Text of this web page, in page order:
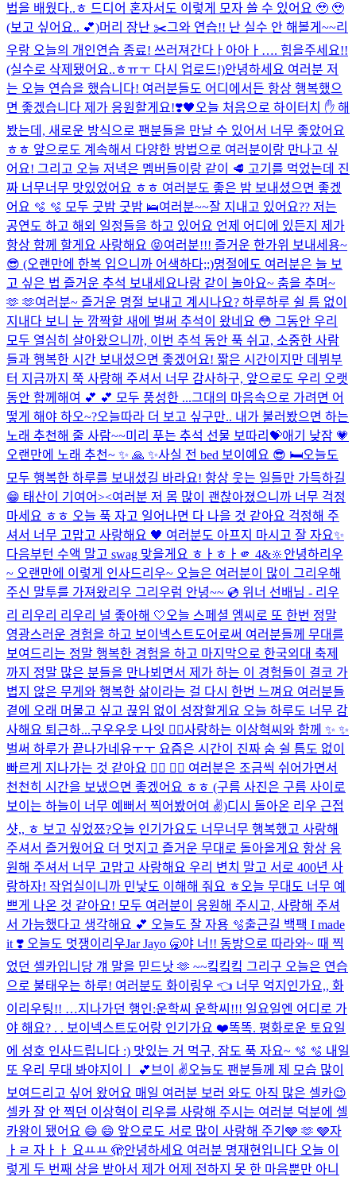
법을 배웠다..ㅎ 드디어 혼자서도 이렇게 모자 쓸 수 있어요 🥹 🥹
(보고 싶어요.. 💕)머리 장난 ✂️그와 연습!! 난 실수 안 해볼게~~리
우랑 오늘의 개인연습 종료! 쓰러져간다ㅏ아아ㅏ…. 힘을주세요!!
(실수로 삭제됐어요..ㅎㅠㅜ 다시 업로드!)안녕하세요 여러분 저
는 오늘 연습을 했습니다! 여러분들도 어디에서든 항상 행복했으
면 좋겠습니다 제가 응원할게요!❣️🖤 오늘 처음으로 하이터치 ✋ 해
봤는데, 새로운 방식으로 팬분들을 만날 수 있어서 너무 좋았어요
ㅎㅎ 앞으로도 계속해서 다양한 방법으로 여러분이랑 만나고 싶
어요! 그리고 오늘 저녁은 멤버들이랑 같이 🥩 고기를 먹었는데 진
짜 너무너무 맛있었어요 ㅎㅎ 여러분도 좋은 밤 보내셨으면 좋겠
어요 🫧 🫧 모두 굿밤 굿밤 🛌여러분~~잘 지내고 있어요?? 저는
공연도 하고 해외 일정들을 하고 있어요 언제 어디에 있든지 제가
항상 함께 할게요 사랑해요 😝여러분!!! 즐거운 한가위 보내세용~
😎 (오랜만에 한복 입으니까 어색하다;;)명절에도 여러분은 늘 보
고 싶은 법 즐거운 추석 보내세요나랑 같이 놀아요~ 춤을 추며~
🫶 🫶여러분~ 즐거운 명절 보내고 계시나요? 하루하루 쉴 틈 없이
지내다 보니 눈 깜짝할 새에 벌써 추석이 왔네요 😳 그동안 우리
모두 열심히 살아왔으니까, 이번 추석 동안 푹 쉬고, 소중한 사람
들과 행복한 시간 보내셨으면 좋겠어요! 짧은 시간이지만 데뷔부
터 지금까지 쭉 사랑해 주셔서 너무 감사하구, 앞으로도 우리 오랫
동안 함께해여 💕 💕 모두 풍성한 ...그대의 마음속으로 가려면 어
떻게 해야 하오~?오늘따라 더 보고 싶구만.. 내가 불러봤으면 하는
노래 추천해 줄 사람~~미리 푸는 추석 선물 보따리💝애기 낮잠 💗
오랜만에 노래 추천~ ✨ 🙏 ✨사실 전 bed 보이예요 😎 🛏️오늘도
모두 행복한 하루를 보내셨길 바라요! 항상 웃는 일들만 가득하길
😁 태산이 기여어><여러분 저 몸 많이 괜찮아졌으니까 너무 걱정
마세요 ㅎㅎ 오늘 푹 자고 일어나면 다 나을 것 같아요 걱정해 주
셔서 너무 고맙고 사랑해요 🖤 여러분도 아프지 마시고 잘 자요✨
다음부턴 수액 말고 swag 맞을게요 ㅎㅏㅎㅏ 🫵 4&🔆 안녕하리우
~ 오랜만에 이렇게 인사드리우~ 오늘은 여러분이 많이 그리우해
주신 말투를 가져왔리우 그리우럼 안녕~~ 💿 위너 선배님 - 리우
리 리우리 리우리 널 좋아해 🤍 오늘 스페셜 엠씨로 또 한번 정말
영광스러운 경험을 하고 보이넥스트도어로써 여러분들께 무대를
보여드리는 정말 행복한 경험을 하고 마지막으로 한국외대 축제
까지 정말 많은 분들을 만나뵈면서 제가 하는 이 경험들이 결코 가
볍지 않은 무게와 행복한 삶이라는 걸 다시 한번 느껴요 여러분들
곁에 오래 머물고 싶고 끊임 없이 성장할게요 오늘 하루도 너무 감
사해요 퇴근하...구우우웃 나잇 😵‍💫사랑하는 이상혁씨와 함께 ✨ ✨
벌써 하루가 끝나가네유ㅜㅜ 요즘은 시간이 진짜 숨 쉴 틈도 없이
빠르게 지나가는 것 같아요 😶‍🌫️ 😶‍🌫️ 여러분은 조금씩 쉬어가면서
천천히 시간을 보냈으면 좋겠어요 ㅎㅎ (구름 사진은 구름 사이로
보이는 하늘이 너무 예뻐서 찍어봤어여 ✌️)디시 돌아온 리우 근접
샷,, ㅎ 보고 싶었쬬?오늘 인기가요도 너무너무 행복했고 사랑해
주셔서 즐거웠어요 더 멋지고 즐거운 무대로 돌아올게요 항상 응
원해 주셔서 너무 고맙고 사랑해요 우리 변치 말고 서로 400년 사
랑하자! 작업실이니까 민낯도 이해해 줘요 ㅎ 오늘 무대도 너무 예
쁘게 나온 것 같아요! 모두 여러분이 응원해 주시고, 사랑해 주셔
서 가능했다고 생각해요 💕​ 오늘도 잘 자용 🫧​출근길 백팩 I made
it ❣️ 오늘도 멋쟁이리우Jar Jayo 🥱야 너!! 동방으로 따라와~ 때 찍
었던 셀카입니당 걔 말을 믿드낫 🫶 ~~킼킼킼 그리구 오늘은 연습
으로 불태우는 하루! 여러분도 화이링우 👈 너무 억지인가요,, 화
이리우팅!! …지나가던 행인:운학씨 운학씨!!! 일요일엔 어디로 가
야 해요? . . 보이넥스트도어랑 인기가요 ❤️똑똑. 평화로운 토요일
에 성호 인사드립니다 :) 맛있는 거 먹구, 잠도 푹 자요~ 🫧 🫧 내일
또 우리 무대 봐야지이ㅣ 💕 브이 ✌️오늘도 팬분들께 제 모습 많이
보여드리고 싶어 왔어요 매일 여러분 보러 와도 아직 많은 셀카😉
셀카 잘 안 찍던 이상혁이 리우를 사랑해 주시는 여러분 덕분에 셀
카왕이 됐어요 😄 😄 앞으로도 서로 많이 사랑해 주기🩶 🫶 🩶자
ㅏㄹ 자ㅏㅏ 요ㅛㅛ 🫣안녕하세요 여러분 명재현입니다 오늘 이
렇게 두 번째 상을 받아서 제가 어제 전하지 못 한 마음뿐만 아니